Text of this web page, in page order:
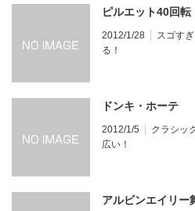
ピルエット40回転
2012/1/28 スゴす
る！
ドンキ・ホーテ
2012/1/5 クラシッ
広い！
アルビンエイリー